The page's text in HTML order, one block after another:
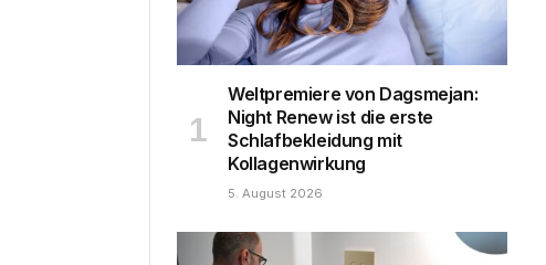
Weltpremiere von Dagsmejan:
Night Renew ist die erste
Schlafbekleidung mit
Kollagenwirkung
5. August 2026